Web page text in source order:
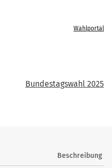
Wahlportal
Bundestagswahl 2025
Beschreibung